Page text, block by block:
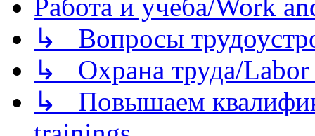
Работа и учеба/Work
↳ Вопросы
↳ Охрана труда/Labor
↳ Повышаем